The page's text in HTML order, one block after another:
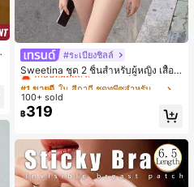
#ระเบียงชิลล์
Sweetina ชุด 2 ชิ้นสำหรับผู้หญิง เสื้อก
ล้ามเข้ารูปพิมพ์ลายจุดสีบล็อกหลังเปิด
และกางเกงขาสั้นเอวพับ
#1 ขายดี
เกือบหมดแล้ว!
#1 ขายดี
เกือบหมดแล้ว!
#1 ขายดี
เกือบหมดแล้ว!
#1 ขายดี
100+ sold
฿319